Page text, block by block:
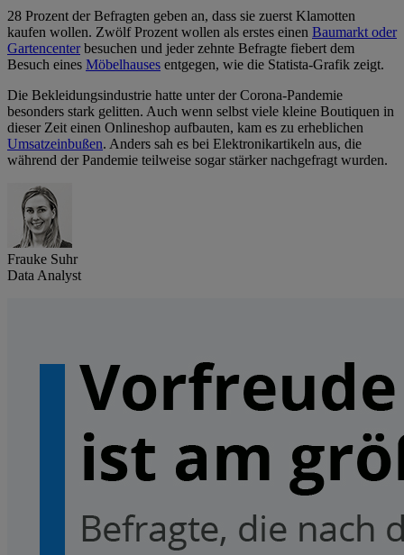
28 Prozent der Befragten geben an, dass sie zuerst Klamotten
kaufen wollen. Zwölf Prozent wollen als erstes einen Baumarkt oder
Gartencenterbesuchen und jeder zehnte Befragte fiebert dem
Besuch eines Möbelhauses entgegen, wie die Statista-Grafik zeigt.
Die Bekleidungsindustrie hatte unter der Corona-Pandemie
besonders stark gelitten. Auch wenn selbst viele kleine Boutiquen in
dieser Zeit einen Onlineshop aufbauten, kam es zu erheblichen
Umsatzeinbußen. Anders sah es bei Elektronikartikeln aus, die
während der Pandemie teilweise sogar stärker nachgefragt wurden.
Frauke Suhr
Data Analyst